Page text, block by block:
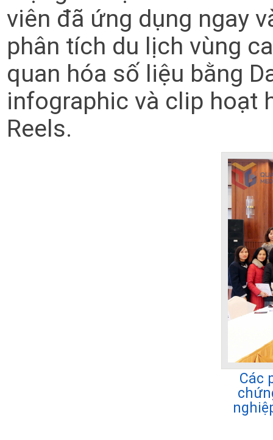
viên đã ứng dụng ngay
phân tích du lịch vùng
quan hóa số liệu bằng
infographic và clip hoạt
Reels.
Các